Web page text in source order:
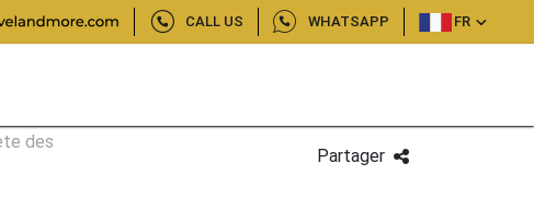
CALL US WHATSAPP FR
des
Partager